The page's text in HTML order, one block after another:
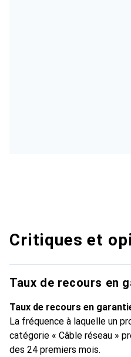
Critiques et
Taux de recours en
Taux de recours en
La fréquence à laquelle un
catégorie « Câble réseau »
des 24 premiers mois.